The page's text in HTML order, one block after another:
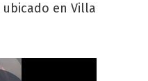
en Villa